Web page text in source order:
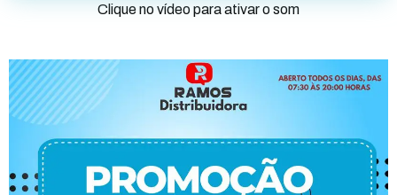
Clique no vídeo para ativar o som